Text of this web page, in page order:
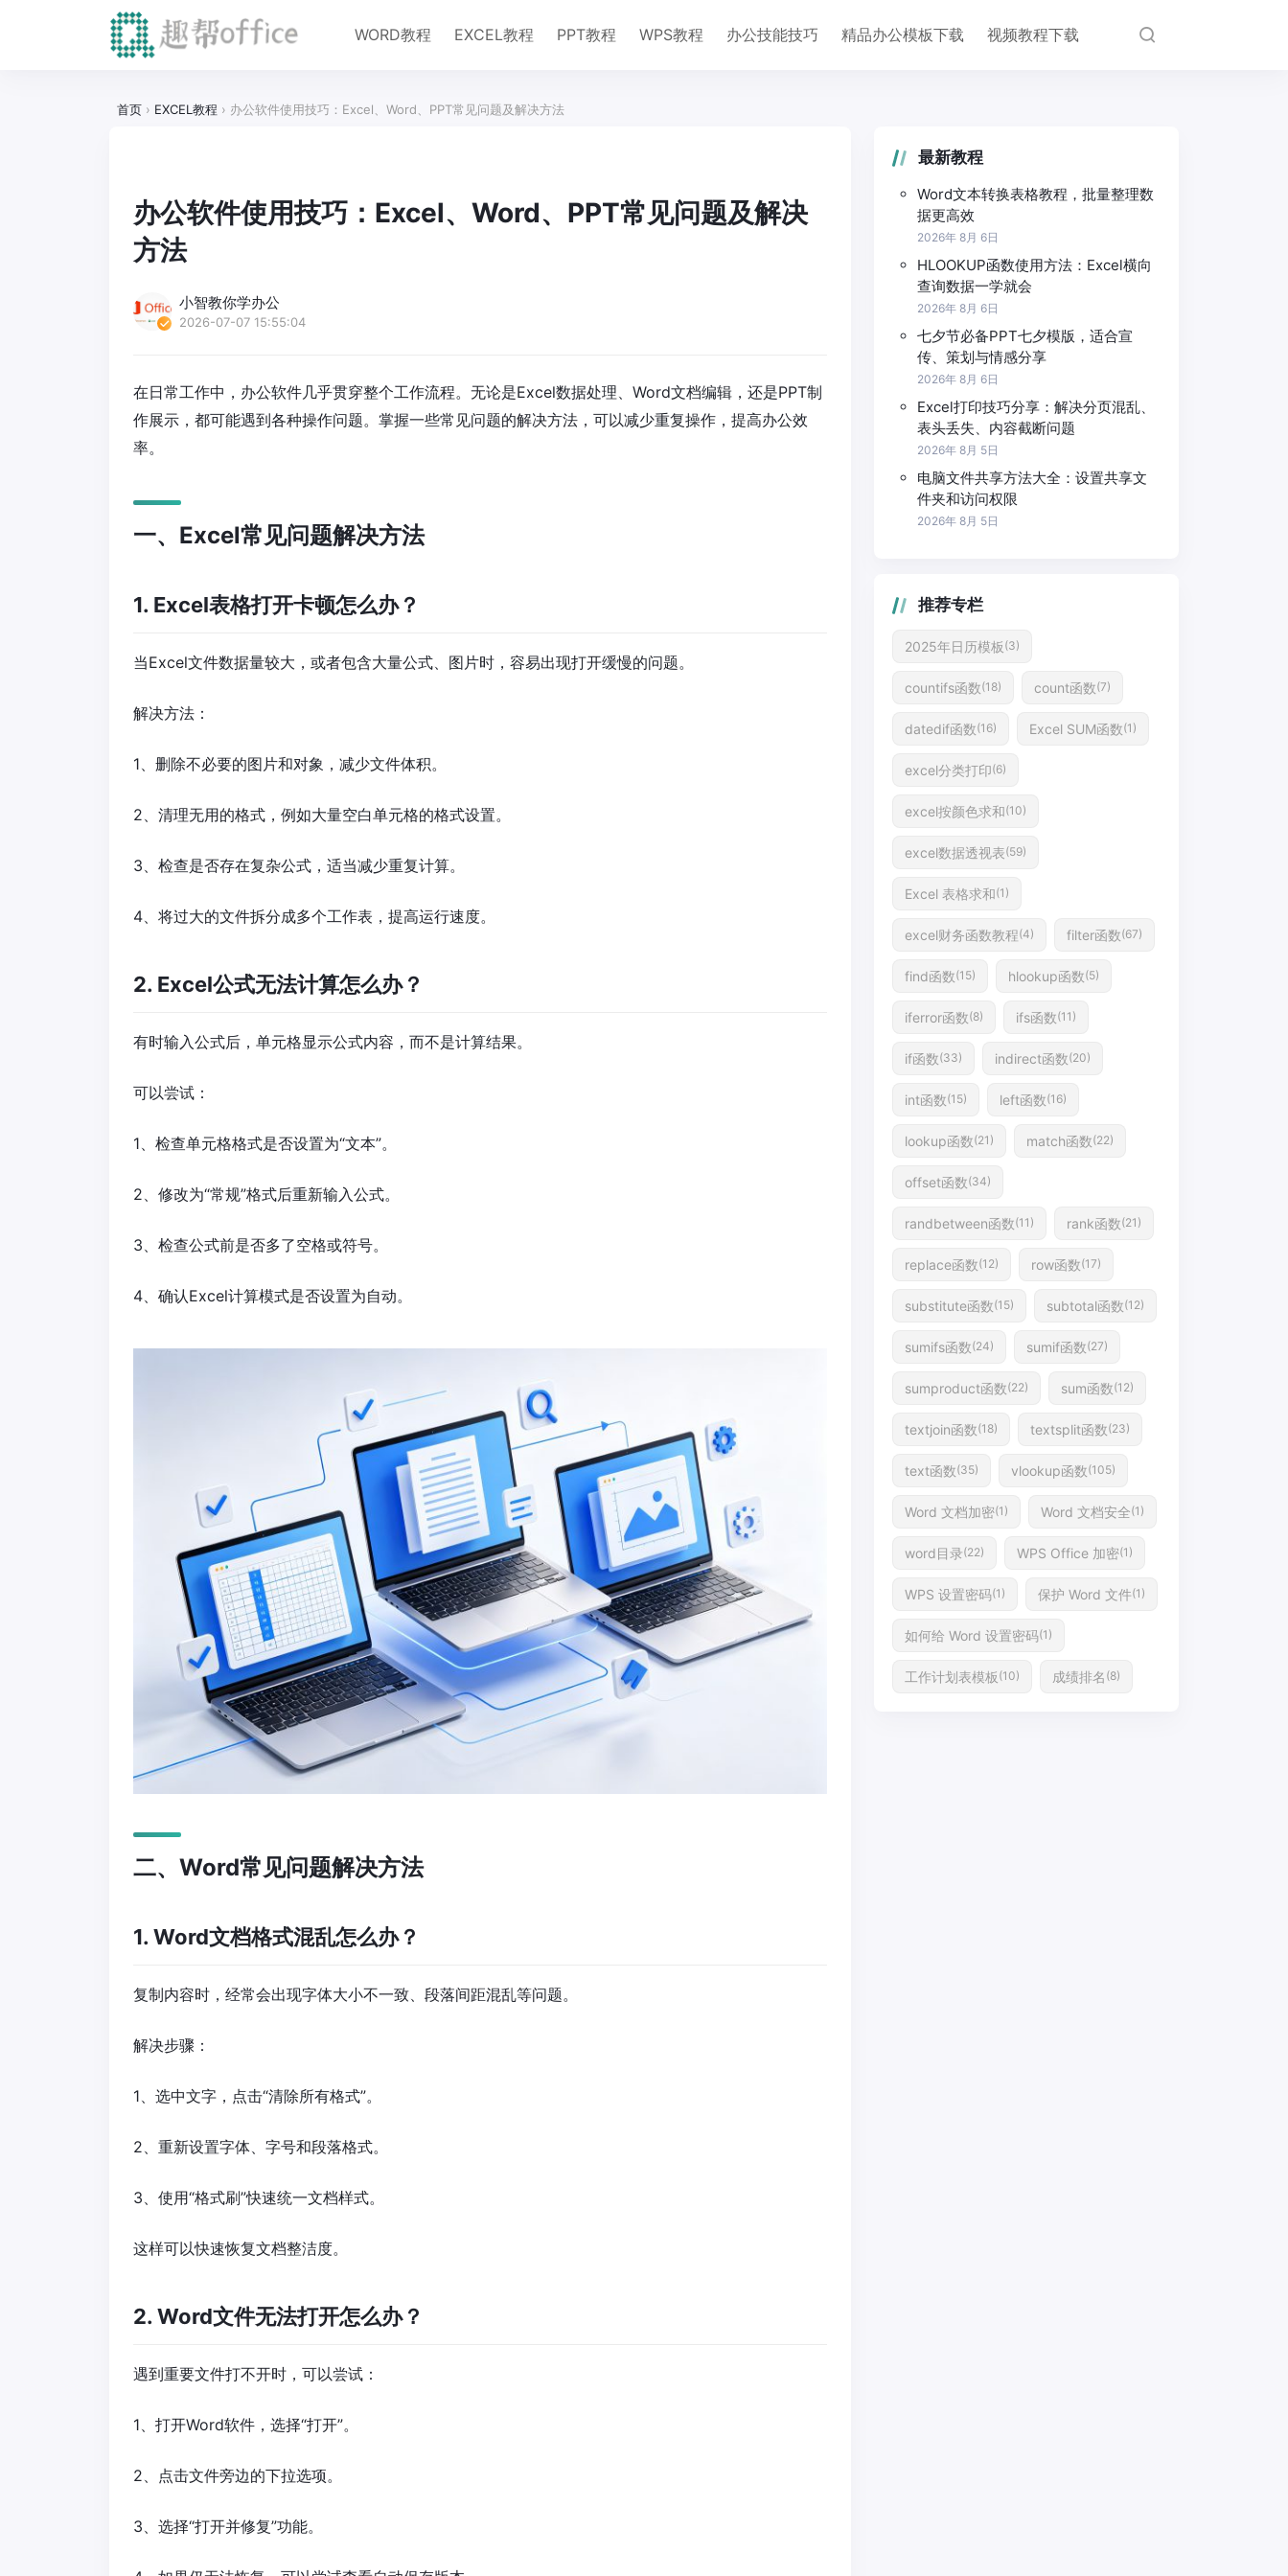
WORD教程 EXCEL教程 PPT教程 WPS教程 办公技能技巧 精品办公模板下载 视频教程下载
首页 › EXCEL教程 › 办公软件使用技巧：Excel、Word、PPT常见问题及解决方法
办公软件使用技巧：Excel、Word、PPT常见问题及解决
方法
小智教你学办公
2026-07-07 15:55:04
在日常工作中，办公软件几乎贯穿整个工作流程。无论是Excel数据处理、Word文档编辑，还是PPT制
作展示，都可能遇到各种操作问题。掌握一些常见问题的解决方法，可以减少重复操作，提高办公效
率。
一、Excel常见问题解决方法
1. Excel表格打开卡顿怎么办？
当Excel文件数据量较大，或者包含大量公式、图片时，容易出现打开缓慢的问题。
解决方法：
1、删除不必要的图片和对象，减少文件体积。
2、清理无用的格式，例如大量空白单元格的格式设置。
3、检查是否存在复杂公式，适当减少重复计算。
4、将过大的文件拆分成多个工作表，提高运行速度。
2. Excel公式无法计算怎么办？
有时输入公式后，单元格显示公式内容，而不是计算结果。
可以尝试：
1、检查单元格格式是否设置为“文本”。
2、修改为“常规”格式后重新输入公式。
3、检查公式前是否多了空格或符号。
4、确认Excel计算模式是否设置为自动。
二、Word常见问题解决方法
1. Word文档格式混乱怎么办？
复制内容时，经常会出现字体大小不一致、段落间距混乱等问题。
解决步骤：
1、选中文字，点击“清除所有格式”。
2、重新设置字体、字号和段落格式。
3、使用“格式刷”快速统一文档样式。
这样可以快速恢复文档整洁度。
2. Word文件无法打开怎么办？
遇到重要文件打不开时，可以尝试：
1、打开Word软件，选择“打开”。
2、点击文件旁边的下拉选项。
3、选择“打开并修复”功能。
最新教程
Word文本转换表格教程，批量整理数
据更高效
2026年 8月 6日
HLOOKUP函数使用方法：Excel横向
查询数据一学就会
2026年 8月 6日
七夕节必备PPT七夕模版，适合宣
传、策划与情感分享
2026年 8月 6日
Excel打印技巧分享：解决分页混乱、
表头丢失、内容截断问题
2026年 8月 5日
电脑文件共享方法大全：设置共享文
件夹和访问权限
2026年 8月 5日
推荐专栏
2025年日历模板 (3)
countifs函数(18) count函数(7)
datedif函数(16) Excel SUM函数(1)
excel分类打印(6)
excel按颜色求和(10)
excel数据透视表(59)
Excel 表格求和(1)
excel财务函数教程(4) filter函数(67)
find函数(15) hlookup函数(5)
iferror函数(8) ifs函数(11)
if函数(33) indirect函数(20)
int函数(15) left函数(16)
lookup函数(21) match函数(22)
offset函数(34)
randbetween函数(11) rank函数(21)
replace函数(12) row函数(17)
substitute函数(15) subtotal函数(12)
sumifs函数(24) sumif函数(27)
sumproduct函数(22) sum函数(12)
textjoin函数(18) textsplit函数(23)
text函数(35) vlookup函数(105)
Word 文档加密(1) Word 文档安全(1)
word目录(22) WPS Office 加密(1)
WPS 设置密码(1) 保护 Word 文件(1)
如何给 Word 设置密码(1)
工作计划表模板 (10) 成绩排名 (8)